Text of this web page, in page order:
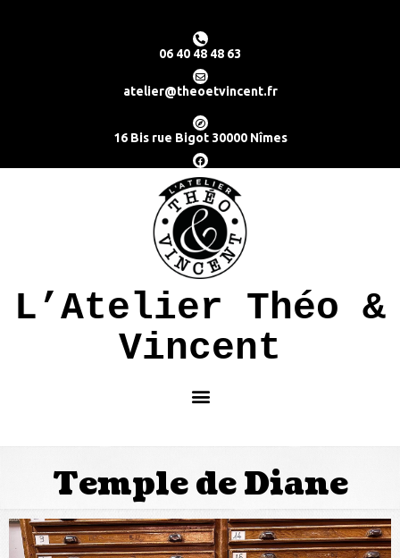
06 40 48 48 63
atelier@theoetvincent.fr
16 Bis rue Bigot 30000 Nîmes
L’Atelier Théo &
Vincent
Temple de Diane